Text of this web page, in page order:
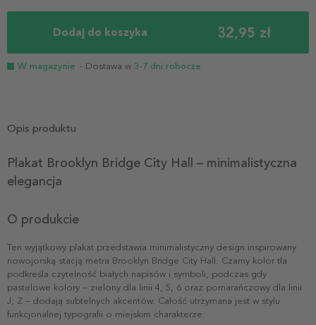
Dodaj do koszyka 32,95 zł
W magazynie - Dostawa w 3-7 dni robocze
Opis produktu
Plakat Brooklyn Bridge City Hall – minimalistyczna
elegancja
O produkcie
Ten wyjątkowy plakat przedstawia minimalistyczny design inspirowany
nowojorską stacją metra Brooklyn Bridge City Hall. Czarny kolor tła
podkreśla czytelność białych napisów i symboli, podczas gdy
pastelowe kolory – zielony dla linii 4, 5, 6 oraz pomarańczowy dla linii
J, Z – dodają subtelnych akcentów. Całość utrzymana jest w stylu
funkcjonalnej typografii o miejskim charakterze.